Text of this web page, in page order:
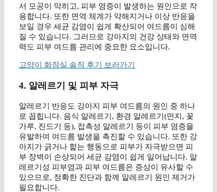
서 모공이 막히고, 피부 염증이 발생하는 원인으로 작
용합니다. 또한 면역 체계가 약해지거나 이상 반응을
보일 경우 세균 감염이 쉽게 확산되어 여드름이 심해
질 수 있습니다. 그러므로 강아지의 건강 상태와 면역
력도 피부 여드름 관리에 중요한 요소입니다.
고양이 화장실 솔직 후기 보러가기
4. 알레르기 및 피부 자극
알레르기 반응도 강아지 피부 여드름의 원인 중 하나
로 꼽힙니다. 음식 알레르기, 환경 알레르기(먼지, 꽃
가루, 진드기 등), 접촉성 알레르기 등이 피부 염증을
유발하여 여드름 발생을 촉진할 수 있습니다. 또한 강
아지가 긁거나 핥는 행동으로 피부가 자극받으면 피
부 장벽이 손상되어 세균 감염이 쉽게 일어납니다. 알
레르기성 피부염과 피부 여드름은 증상이 유사할 수
있으므로, 정확한 진단과 함께 알레르기 원인 제거가
필요합니다.